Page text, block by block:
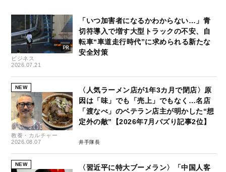
ビジネス
2026.07.21
「いつ加害者になるかわからない…」青
切符導入で増す大型トラックの不安、自
転車“車道走行時代”に求められる新たな
安全対策
NEW
教養・カルチャー
2026.08.07
〈人気ラーメン店が1年3カ月で閉店〉原
因は「味」でも「売上」でもなく…名店
「渡なべ」のベテラン店主が明かした“想
定外の敵”【2026年7月バズり記事2位】
井手隊長
NEW
〈習近平に特大ブーメラン〉「中国人客